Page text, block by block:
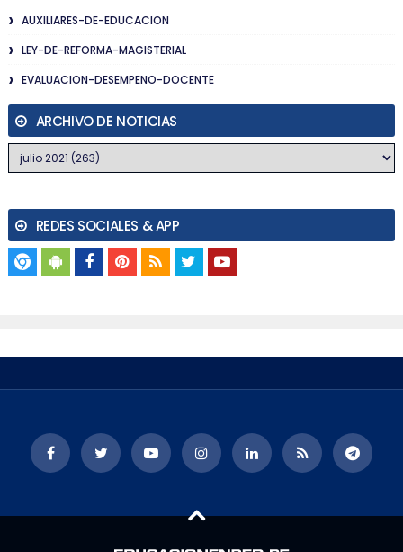
AUXILIARES-DE-EDUCACION
LEY-DE-REFORMA-MAGISTERIAL
EVALUACION-DESEMPENO-DOCENTE
ARCHIVO DE NOTICIAS
REDES SOCIALES & APP